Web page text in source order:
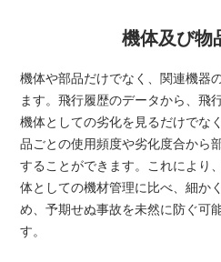
機体及び物
機体や部品だけでなく、関連機器
ます。飛行履歴のデータから、飛
機体としての劣化を見るだけでな
品ごとの使用頻度や劣化度合から
することができます。これにより
体としての機材管理に比べ、細か
め、予期せぬ事故を未然に防ぐ可
す。